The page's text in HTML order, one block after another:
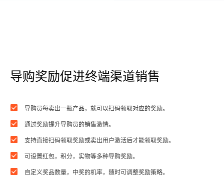
导购奖励促进终端渠道销售
导购员每卖出一瓶产品，就可以扫码领取对应的奖励。
通过奖励提升导购员的销售激情。
支持直接扫码领取奖励或卖出用户激活后才能领取奖励。
可设置红包，积分，实物等多种导购奖励。
自定义奖品数量，中奖的机率，随时可调整奖励策略。